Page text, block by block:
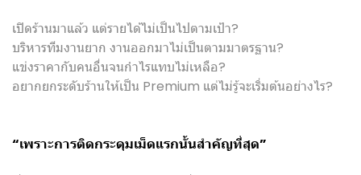
เปิดร้านมาแล้ว แต่รายได้ไม่เป็นไปตามเป้า?
บริหารทีมงานยาก งานออกมาไม่เป็นตามมาตรฐาน?
แข่งราคากับคนอื่นจนกำไรแทบไม่เหลือ?
อยากยกระดับร้านให้เป็น Premium แต่ไม่รู้จะเริ่มต้นอย่างไร?
“เพราะการติดกระดุมเม็ดแรกนั้นสำคัญที่สุด”